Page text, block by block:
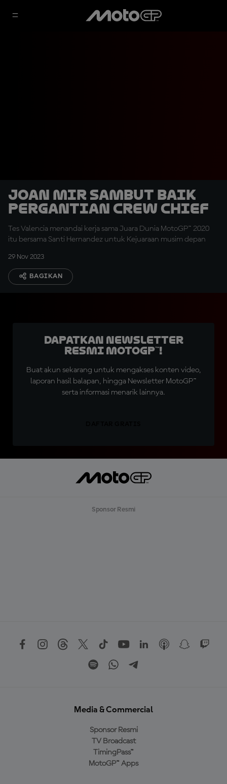
Joan Mir Sambut Baik
Pergantian Crew Chief
Tes Valencia menandai kerja sama Juara Dunia MotoGP™ 2020
itu bersama Santi Hernandez untuk Kejuaraan musim depan
29 Nov 2023
BAGIKAN
Dapatkan Newsletter
Resmi MotoGP™!
Buat akun sekarang untuk mengakses konten video,
laporan hasil balapan, hingga Newsletter MotoGP™
serta informasi menarik lainnya.
Sponsor Resmi
Media & Commercial
Sponsor Resmi
TV Broadcast
TimingPass™
MotoGP™ Apps